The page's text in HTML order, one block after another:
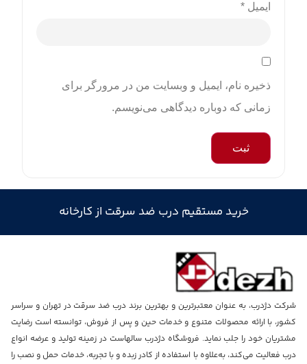
ایمیل *
ذخیره نام، ایمیل و وبسایت من در مرورگر برای
زمانی که دوباره دیدگاهی می‌نویسم.
خرید مستقیم درب ضد سرقت از کارخانه
شرکت دژدرب، به عنوان معتبرترین و بهترین برند درب ضد سرقت در تهران و سراسر
کشور، با ارائه محصولات متنوع و خدمات حین و پس از فروش، توانسته است رضایت
مشتریان خود را جلب نماید. فروشگاه دژدرب سالهاست در زمینه تولید و عرضه انواع
درب فعالیت می‌کند، به‌علاوه با استفاده از کادر زبده و با تجربه، خدمات حمل و نصب را